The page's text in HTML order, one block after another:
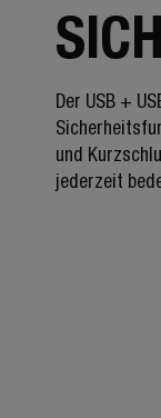
Der USB +
und
jederzeit